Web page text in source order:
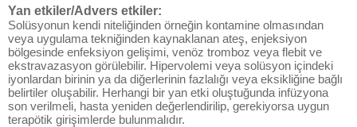
Yan etkiler/Advers etkiler:
Solüsyonun kendi niteliğinden örneğin kontamine olmasından
veya uygulama tekniğinden kaynaklanan ateş, enjeksiyon
bölgesinde enfeksiyon gelişimi, venöz tromboz veya flebit ve
ekstravazasyon görülebilir. Hipervolemi veya solüsyon içindeki
iyonlardan birinin ya da diğerlerinin fazlalığı veya eksikliğine bağlı
belirtiler oluşabilir. Herhangi bir yan etki oluştuğunda infüzyona
son verilmeli, hasta yeniden değerlendirilip, gerekiyorsa uygun
terapötik girişimlerde bulunmalıdır.